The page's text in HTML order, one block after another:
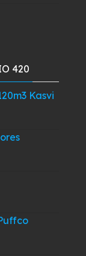
420
Kasvi